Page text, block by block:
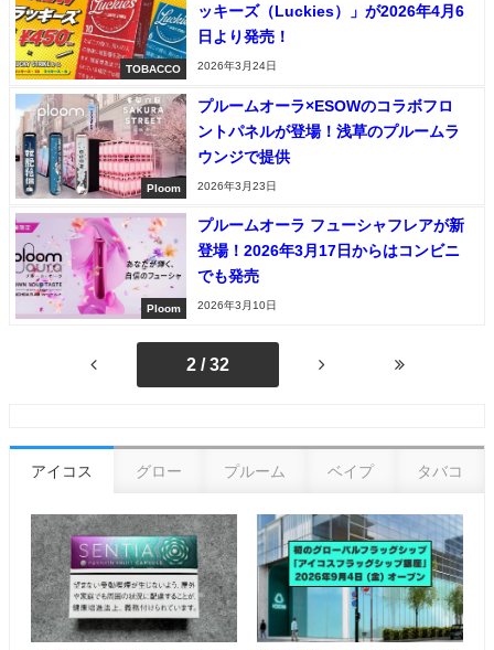
TOBACCO
ッキーズ（Luckies）」が2026年4月6
日より発売！
2026年3月24日
Ploom
プルームオーラ×ESOWのコラボフロ
ントパネルが登場！浅草のプルームラ
ウンジで提供
2026年3月23日
Ploom
プルームオーラ フューシャフレアが新
登場！2026年3月17日からはコンビニ
でも発売
2026年3月10日
2 / 32
アイコス グロー プルーム ベイプ タバコ